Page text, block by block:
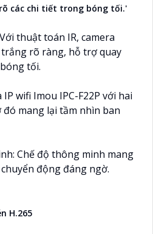
các chi tiết trong bóng tối.'
thuật toán IR, camera
rõ ràng, hỗ trợ quay
tối.
wifi Imou IPC-F22P với hai
mang lại tầm nhìn ban
Chế độ thông minh mang
động đáng ngờ.
H.265